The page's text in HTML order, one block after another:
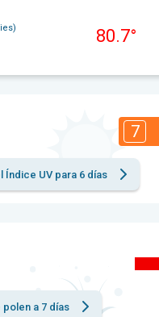
80.7°
7
Índice UV para 6 días
a 7 días